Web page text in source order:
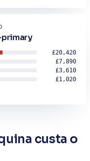
£20,420
£7,890
£3,610
£1,020
custa o